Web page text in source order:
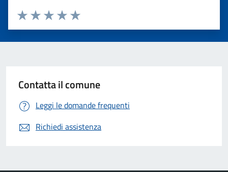
Valuta 5 stelle su 5
Valuta 4 stelle su 5
Valuta 3 stelle su 5
Valuta 2 stelle su 5
Valuta 1 stelle su 5
Contatta il comune
Leggi le domande frequenti
Richiedi assistenza